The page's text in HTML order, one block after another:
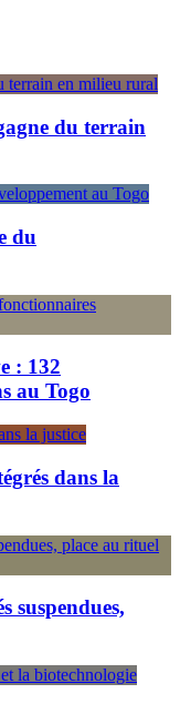
du terrain
du
: 132
au Togo
dans la
suspendues,